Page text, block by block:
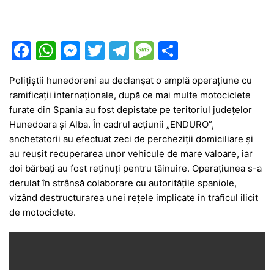
F
a
c
e
b
o
o
k
W
at
s
A
p
p
M
s
s
e
n
g
er
T
itt
er
T
e
gr
a
m
M
s
s
a
g
e
ta
je
a
z
ă
Polițiștii hunedoreni au declanșat o amplă operațiune cu
ramificații internaționale, după ce mai multe motociclete
furate din Spania au fost depistate pe teritoriul județelor
Hunedoara și Alba. În cadrul acțiunii „ENDURO”,
anchetatorii au efectuat zeci de percheziții domiciliare și
au reușit recuperarea unor vehicule de mare valoare, iar
doi bărbați au fost reținuți pentru tăinuire. Operațiunea s-a
derulat în strânsă colaborare cu autoritățile spaniole,
vizând destructurarea unei rețele implicate în traficul ilicit
de motociclete.